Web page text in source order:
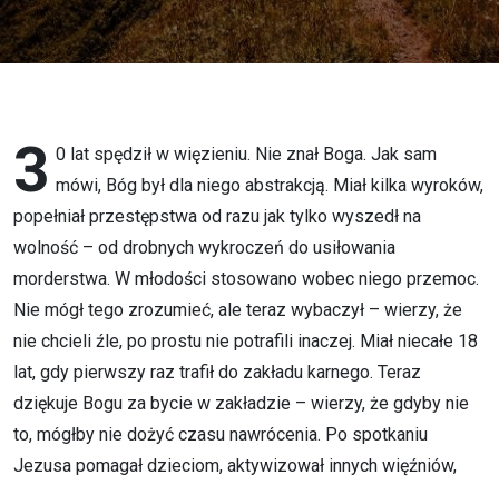
Kurek o
z Bogiem
w
zakładzie
karnym
3 0 lat spędził w więzieniu. Nie znał Boga. Jak sam
mówi, Bóg był dla niego abstrakcją. Miał kilka wyroków,
popełniał przestępstwa od razu jak tylko wyszedł na
wolność – od drobnych wykroczeń do usiłowania
morderstwa. W młodości stosowano wobec niego przemoc.
Nie mógł tego zrozumieć, ale teraz wybaczył – wierzy, że
nie chcieli źle, po prostu nie potrafili inaczej. Miał niecałe 18
lat, gdy pierwszy raz trafił do zakładu karnego. Teraz
dziękuje Bogu za bycie w zakładzie – wierzy, że gdyby nie
to, mógłby nie dożyć czasu nawrócenia. Po spotkaniu
Jezusa pomagał dzieciom, aktywizował innych więźniów,